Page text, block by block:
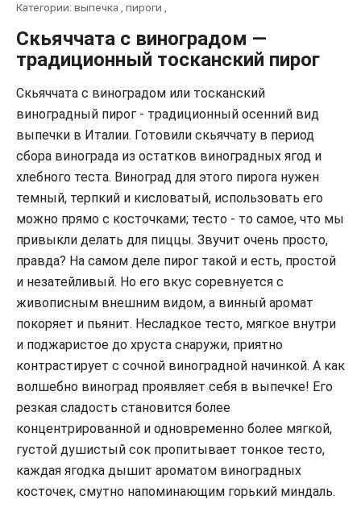
Категории: выпечка , пироги ,
Скьяччата с виноградом —
традиционный тосканский пирог
Скьяччата с виноградом или тосканский
виноградный пирог - традиционный осенний вид
выпечки в Италии. Готовили скьяччату в период
сбора винограда из остатков виноградных ягод и
хлебного теста. Виноград для этого пирога нужен
темный, терпкий и кисловатый, использовать его
можно прямо с косточками; тесто - то самое, что мы
привыкли делать для пиццы. Звучит очень просто,
правда? На самом деле пирог такой и есть, простой
и незатейливый. Но его вкус соревнуется с
живописным внешним видом, а винный аромат
покоряет и пьянит. Несладкое тесто, мягкое внутри
и поджаристое до хруста снаружи, приятно
контрастирует с сочной виноградной начинкой. А как
волшебно виноград проявляет себя в выпечке! Его
резкая сладость становится более
концентрированной и одновременно более мягкой,
густой душистый сок пропитывает тонкое тесто,
каждая ягодка дышит ароматом виноградных
косточек, смутно напоминающим горький миндаль.